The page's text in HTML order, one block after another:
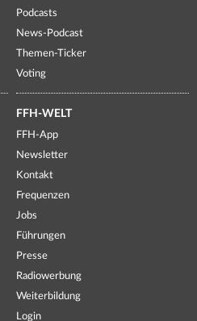
Podcasts
News-Podcast
Themen-Ticker
Voting
FFH-WELT
FFH-App
Newsletter
Kontakt
Frequenzen
Jobs
Führungen
Presse
Radiowerbung
Weiterbildung
Login